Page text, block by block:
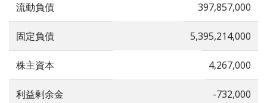
流動負債 397,857,000
固定負債 5,395,214,000
株主資本 4,267,000
利益剰余金 -732,000